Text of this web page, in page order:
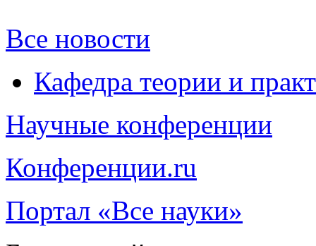
Все новости
Кафедра теории и
Научные конференции
Конференции.ru
Портал «Все науки»